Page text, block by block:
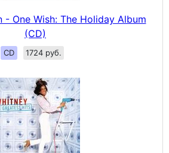
- One Wish: The Holiday Album
(CD)
CD 1724 руб.